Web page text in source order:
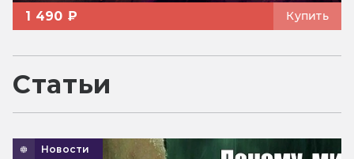
1 490 ₽ Купить
Статьи
Новости